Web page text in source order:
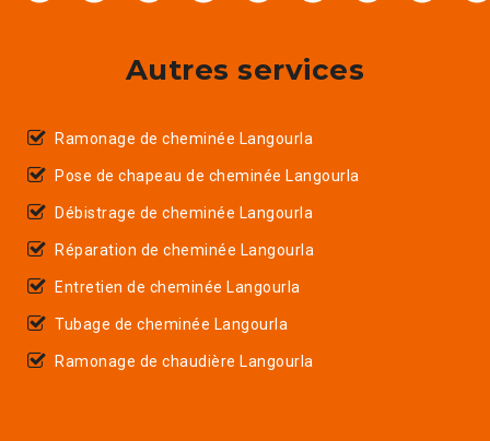
Autres services
Ramonage de cheminée Langourla
Pose de chapeau de cheminée Langourla
Débistrage de cheminée Langourla
Réparation de cheminée Langourla
Entretien de cheminée Langourla
Tubage de cheminée Langourla
Ramonage de chaudière Langourla